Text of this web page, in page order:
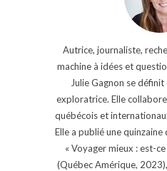
Autrice, journaliste,
machine à idées et
Julie Gagnon se
exploratrice. Elle
québécois et
Elle a publié une
« Voyager mieux : est-
(Québec Amérique,